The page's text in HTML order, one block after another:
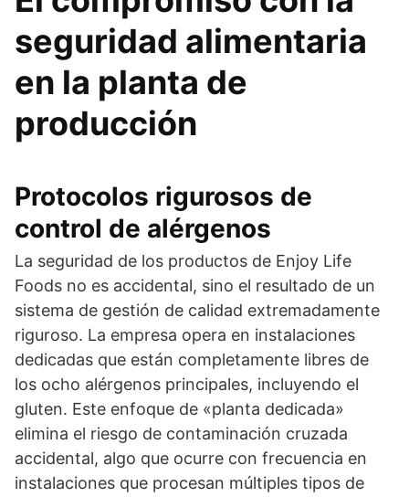
seguridad alimentaria
en la planta de
producción
Protocolos rigurosos de
control de alérgenos
La seguridad de los productos de Enjoy Life
Foods no es accidental, sino el resultado de un
sistema de gestión de calidad extremadamente
riguroso. La empresa opera en instalaciones
dedicadas que están completamente libres de
los ocho alérgenos principales, incluyendo el
gluten. Este enfoque de «planta dedicada»
elimina el riesgo de contaminación cruzada
accidental, algo que ocurre con frecuencia en
instalaciones que procesan múltiples tipos de